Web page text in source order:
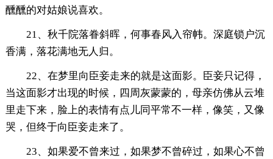
醺醺的对姑娘说喜欢。
21、秋千院落眷斜晖，何事春风入帘帏。深庭锁户沉
香满，落花满地无人归。
22、在梦里向臣妾走来的就是这面影。臣妾只记得，
当这面影才出现的时候，四周灰蒙蒙的，母亲仿佛从云堆
里走下来，脸上的表情有点儿同平常不一样，像笑，又像
哭，但终于向臣妾走来了。
23、如果爱不曾来过，如果梦不曾碎过，如果心不曾